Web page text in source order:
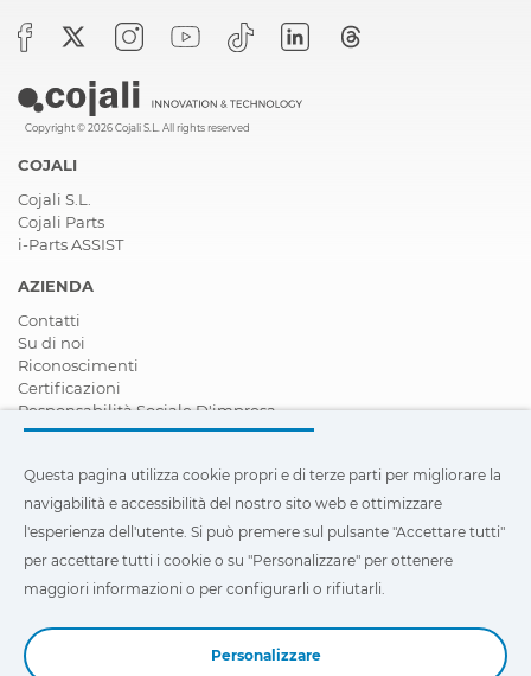
Copyright © 2026 Cojali S.L. All rights reserved
COJALI
Cojali S.L.
Cojali Parts
i-Parts ASSIST
AZIENDA
Contatti
Su di noi
Riconoscimenti
Certificazioni
Responsabilità Sociale D'impresa
Diventare rivenditore
Video
FAQ - Domande Frequenti
Questa pagina utilizza cookie propri e di terze parti per
migliorare la navigabilità e accessibilità del nostro sito web e
ottimizzare l'esperienza dell'utente. Si può premere su
configurarli o rifiutarli.
Questa pagina utilizza cookie propri e di terze parti per migliorare la
navigabilità e accessibilità del nostro sito web e ottimizzare
l'esperienza dell'utente. Si può premere sul pulsante "Accettare tutti"
per accettare tutti i cookie o su "Personalizzare" per ottenere
maggiori informazioni o per configurarli o rifiutarli.
Personalizzare